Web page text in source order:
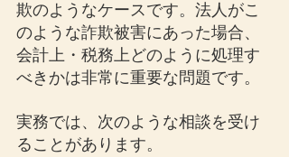
欺のようなケースです。法人がこ
のような詐欺被害にあった場合、
会計上・税務上どのように処理す
べきかは非常に重要な問題です。
実務では、次のような相談を受け
ることがあります。